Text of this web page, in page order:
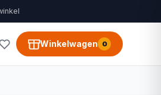
Winkelwagen 0